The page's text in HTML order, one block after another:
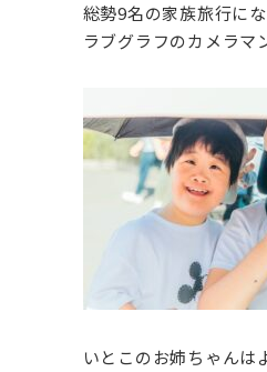
総勢9名の家族旅行にな
ラブグラフのカメラマ
いとこのお姉ちゃんは